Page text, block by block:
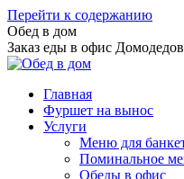
Перейти к содержанию
Обед в дом
Заказ еды в офис
Главная
Фуршет на вынос
Услуги
Меню для
Поминальное
Обеды в офис